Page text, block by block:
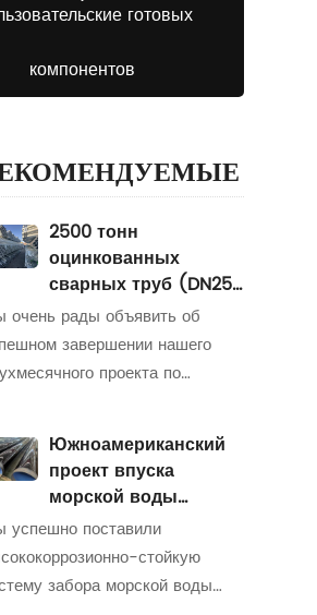
готовых
компонентов
2500 тонн
оцинкованных
сварных труб (DN250
& DN200)
Поставляется в
Израиль для
наружной
техники
очень рады объявить об
завершении нашего
проекта по
сварных труб
и DN200) для крупного
проектирования
конструкций в
моменты
Южноамериканский
проект впуска
морской воды
острова-система
снабжения
опреснения 300000
успешно поставили
стойкую
забора морской воды